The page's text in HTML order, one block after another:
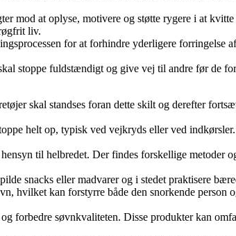
at oplyse, motivere og støtte rygere i at
liv.
for at forhindre yderligere forringelse
stoppe fuldstændigt og give vej til andre før de
skal standses foran dette skilt og derefter
helt op, typisk ved vejkryds eller ved
til helbredet. Der findes forskellige metoder
snacks eller madvarer og i stedet praktisere
hvilket kan forstyrre både den snorkende
forbedre søvnkvaliteten. Disse produkter kan